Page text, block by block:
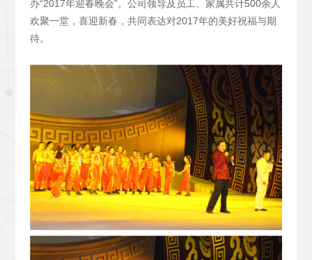
办“2017年迎春晚会”。公司领导及员工、家属共计500余人
欢聚一堂，喜迎新春，共同表达对2017年的美好祝福与期
待。